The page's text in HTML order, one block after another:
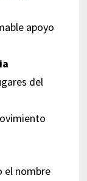
apoyo
del
el nombre